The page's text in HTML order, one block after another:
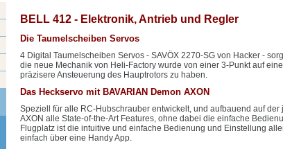
BELL 412 - Elektronik, Antrieb und Regler
Die Taumelscheiben Servos
4 Digital Taumelscheiben Servos - SAVÖX 2270-SG von Hacker -
die neue Mechanik von Heli-Factory wurde von einer 3-Punkt auf
präzisere Ansteuerung des Hauptrotors zu haben.
Das Heckservo mit BAVARIAN Demon AXON
Speziell für alle RC-Hubschrauber entwickelt, und aufbauend auf
AXON alle State-of-the-Art Features, ohne dabei die einfache
Flugplatz ist die intuitive und einfache Bedienung und Einstellung
einfach über eine Handy App.